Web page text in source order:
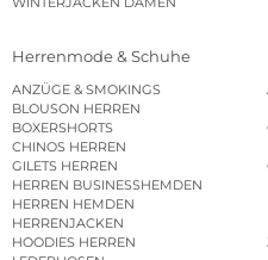
Herrenmode & Schuhe
ANZÜGE & SMOKINGS
BLOUSON HERREN
BOXERSHORTS
CHINOS HERREN
GILETS HERREN
HERREN BUSINESSHEMDEN
HERREN HEMDEN
HERRENJACKEN
HOODIES HERREN